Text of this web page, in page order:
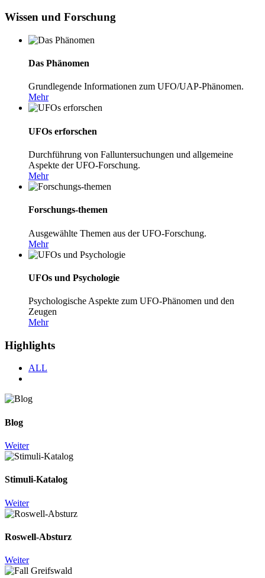
Wissen und Forschung
Das Phänomen
Grundlegende Informationen zum UFO/UAP-Phänomen.
Mehr
UFOs erforschen
Durchführung von Falluntersuchungen und allgemeine
Aspekte der UFO-Forschung.
Mehr
Forschungs-themen
Ausgewählte Themen aus der UFO-Forschung.
Mehr
UFOs und Psychologie
Psychologische Aspekte zum UFO-Phänomen und den
Zeugen
Mehr
Highlights
ALL
Blog
Weiter
Stimuli-Katalog
Weiter
Roswell-Absturz
Weiter